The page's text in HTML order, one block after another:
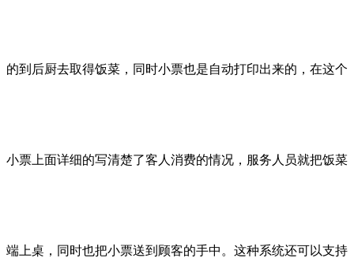
的到后厨去取得饭菜，同时小票也是自动打印出来的，在这个
小票上面详细的写清楚了客人消费的情况，服务人员就把饭菜
端上桌，同时也把小票送到顾客的手中。这种系统还可以支持